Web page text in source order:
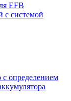
EFB
с системой